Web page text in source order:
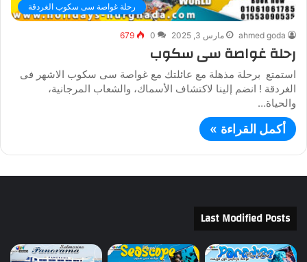
رحلة غواصة سى سكوب الغردقة
ahmed goda مارس 3, 2025 0
679
رحلة غواصة سى سكوب
استمتع برحلة مذهلة مع عائلتك مع غواصة سى سكوب الاشهر فى
الغردقة ! انضم إلينا لاكتشاف الأسماك، والشعاب المرجانية،
والحياة…
أكمل القراءة »
Last Modified Posts